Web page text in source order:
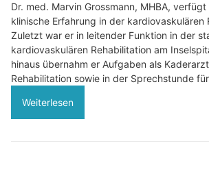
Dr. med. Marvin Grossmann, MHBA,
klinische Erfahrung in der kardiovaskulären
Zuletzt war er in leitender Funktion in der
kardiovaskulären Rehabilitation am
hinaus übernahm er Aufgaben als
Rehabilitation sowie in der Sprechstunde
Weiterlesen